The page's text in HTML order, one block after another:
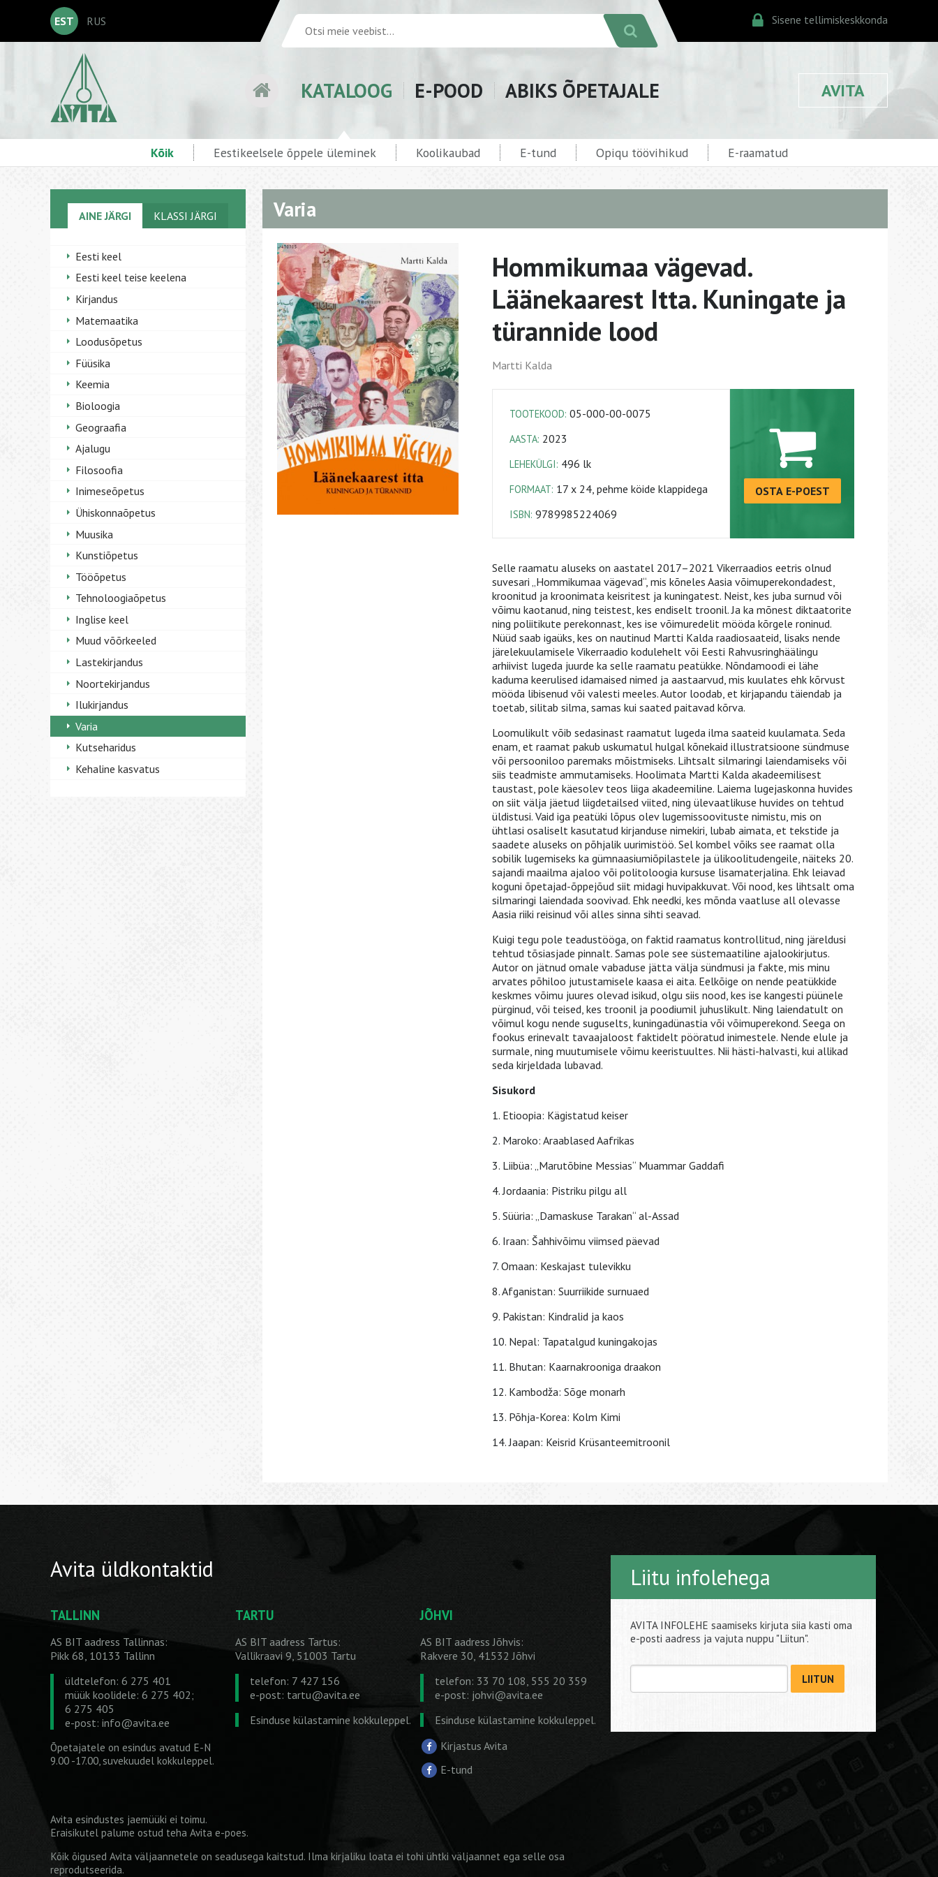
EST RUS Sisene tellimiskeskkonda
KATALOOG E-POOD ABIKS ÕPETAJALE AVITA
Kõik Eestikeelsele õppele üleminek Koolikaubad E-tund Opiqu töövihikud E-raamatud
AINE JÄRGI KLASSI JÄRGI
Eesti keel
Eesti keel teise keelena
Kirjandus
Matemaatika
Loodusõpetus
Füüsika
Keemia
Bioloogia
Geograafia
Ajalugu
Filosoofia
Inimeseõpetus
Ühiskonnaõpetus
Muusika
Kunstiõpetus
Tööõpetus
Tehnoloogiaõpetus
Inglise keel
Muud võõrkeeled
Lastekirjandus
Noortekirjandus
Ilukirjandus
Varia
Kutseharidus
Kehaline kasvatus
Varia
Hommikumaa vägevad.
Läänekaarest Itta. Kuningate ja
türannide lood
Martti Kalda
TOOTEKOOD: 05-000-00-0075
AASTA: 2023
LEHEKÜLGI: 496 lk
FORMAAT: 17 x 24, pehme köide klappidega
ISBN: 9789985224069
OSTA E-POEST
Selle raamatu aluseks on aastatel 2017–2021 Vikerraadios eetris olnud
suvesari „Hommikumaa vägevad“, mis kõneles Aasia võimuperekondadest,
kroonitud ja kroonimata keisritest ja kuningatest. Neist, kes juba surnud või
võimu kaotanud, ning teistest, kes endiselt troonil. Ja ka mõnest diktaatorite
ning poliitikute perekonnast, kes ise võimuredelit mööda kõrgele roninud.
Nüüd saab igaüks, kes on nautinud Martti Kalda raadiosaateid, lisaks nende
järelekuulamisele Vikerraadio kodulehelt või Eesti Rahvusringhäälingu
arhiivist lugeda juurde ka selle raamatu peatükke. Nõndamoodi ei lähe
kaduma keerulised idamaised nimed ja aastaarvud, mis kuulates ehk kõrvust
mööda libisenud või valesti meeles. Autor loodab, et kirjapandu täiendab ja
toetab, silitab silma, samas kui saated paitavad kõrva.
Loomulikult võib sedasinast raamatut lugeda ilma saateid kuulamata. Seda
enam, et raamat pakub uskumatul hulgal kõnekaid illustratsioone sündmuse
või persooniloo paremaks mõistmiseks. Lihtsalt silmaringi laiendamiseks või
siis teadmiste ammutamiseks. Hoolimata Martti Kalda akadeemilisest
taustast, pole käesolev teos liiga akadeemiline. Laiema lugejaskonna huvides
on siit välja jäetud liigdetailsed viited, ning ülevaatlikuse huvides on tehtud
üldistusi. Vaid iga peatüki lõpus olev lugemissoovituste nimistu, mis on
ühtlasi osaliselt kasutatud kirjanduse nimekiri, lubab aimata, et tekstide ja
saadete aluseks on põhjalik uurimistöö. Sel kombel võiks see raamat olla
sobilik lugemiseks ka gümnaasiumiõpilastele ja ülikoolitudengeile, näiteks 20.
sajandi maailma ajaloo või politoloogia kursuse lisamaterjalina. Ehk leiavad
koguni õpetajad-õppejõud siit midagi huvipakkuvat. Või nood, kes lihtsalt oma
silmaringi laiendada soovivad. Ehk needki, kes mõnda vaatluse all olevasse
Aasia riiki reisinud või alles sinna sihti seavad.
Kuigi tegu pole teadustööga, on faktid raamatus kontrollitud, ning järeldusi
tehtud tõsiasjade pinnalt. Samas pole see süstemaatiline ajalookirjutus.
Autor on jätnud omale vabaduse jätta välja sündmusi ja fakte, mis minu
arvates põhiloo jutustamisele kaasa ei aita. Eelkõige on nende peatükkide
keskmes võimu juures olevad isikud, olgu siis nood, kes ise kangesti püünele
pürginud, või teised, kes troonil ja poodiumil juhuslikult. Ning laiendatult on
võimul kogu nende suguselts, kuningadünastia või võimuperekond. Seega on
fookus erinevalt tavaajaloost faktidelt pööratud inimestele. Nende elule ja
surmale, ning muutumisele võimu keeristuultes. Nii hästi-halvasti, kui allikad
seda kirjeldada lubavad.
Sisukord
1. Etioopia: Kägistatud keiser
2. Maroko: Araablased Aafrikas
3. Liibüa: „Marutõbine Messias“ Muammar Gaddafi
4. Jordaania: Pistriku pilgu all
5. Süüria: „Damaskuse Tarakan“ al-Assad
6. Iraan: Šahhivõimu viimsed päevad
7. Omaan: Keskajast tulevikku
8. Afganistan: Suurriikide surnuaed
9. Pakistan: Kindralid ja kaos
10. Nepal: Tapatalgud kuningakojas
11. Bhutan: Kaarnakrooniga draakon
12. Kambodža: Sõge monarh
13. Põhja-Korea: Kolm Kimi
14. Jaapan: Keisrid Krüsanteemitroonil
Avita üldkontaktid
TALLINN
AS BIT aadress Tallinnas:
Pikk 68, 10133 Tallinn
üldtelefon: 6 275 401
müük koolidele: 6 275 402;
6 275 405
e-post: info@avita.ee
Õpetajatele on esindus avatud E-N
9.00 -17.00, suvekuudel kokkuleppel.
TARTU
AS BIT aadress Tartus:
Vallikraavi 9, 51003 Tartu
telefon: 7 427 156
e-post: tartu@avita.ee
Esinduse külastamine kokkuleppel.
JÕHVI
AS BIT aadress Jõhvis:
Rakvere 30, 41532 Jõhvi
telefon: 33 70 108, 555 20 359
e-post: johvi@avita.ee
Esinduse külastamine kokkuleppel.
Kirjastus Avita
E-tund
Avita esindustes jaemüüki ei toimu.
Eraisikutel palume ostud teha Avita e-poes.
Kõik õigused Avita väljaannetele on seadusega kaitstud. Ilma kirjaliku loata ei tohi ühtki väljaannet ega selle osa
reprodutseerida.
Liitu infolehega
AVITA INFOLEHE saamiseks kirjuta siia kasti oma
e-posti aadress ja vajuta nuppu "Liitun".
LIITUN